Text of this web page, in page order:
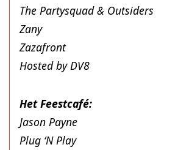
The Partysquad & Outsiders
Zany
Zazafront
Hosted by DV8
Het Feestcafé:
Jason Payne
Plug ‘N Play